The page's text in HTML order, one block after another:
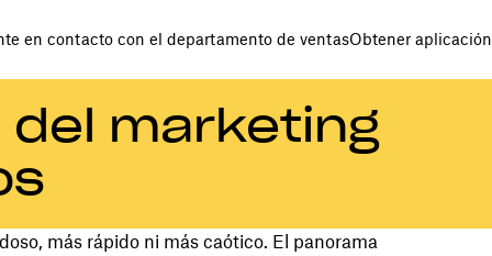
en contacto con el departamento de ventasObtener aplicación
marketing
más rápido ni más caótico. El panorama